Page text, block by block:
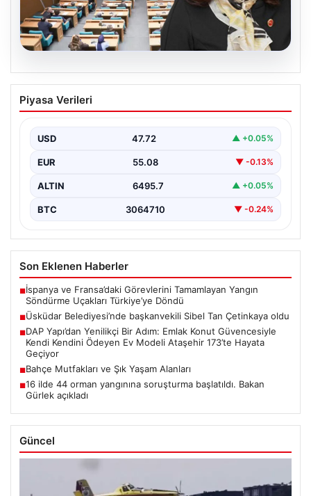
Üsküdar Belediyesi’nde başkanvekili
Sibel Tan Çetinkaya oldu
Piyasa Verileri
USD 47.72 ▲ +0.05%
EUR 55.08 ▼ -0.13%
ALTIN 6495.7 ▲ +0.05%
BTC 3064710 ▼ -0.24%
Son Eklenen Haberler
■İspanya ve Fransa’daki Görevlerini Tamamlayan Yangın
Söndürme Uçakları Türkiye’ye Döndü
■Üsküdar Belediyesi’nde başkanvekili Sibel Tan Çetinkaya oldu
■DAP Yapı’dan Yenilikçi Bir Adım: Emlak Konut Güvencesiyle
Kendi Kendini Ödeyen Ev Modeli Ataşehir 173’te Hayata
Geçiyor
■Bahçe Mutfakları ve Şık Yaşam Alanları
■16 ilde 44 orman yangınına soruşturma başlatıldı. Bakan
Gürlek açıkladı
Güncel